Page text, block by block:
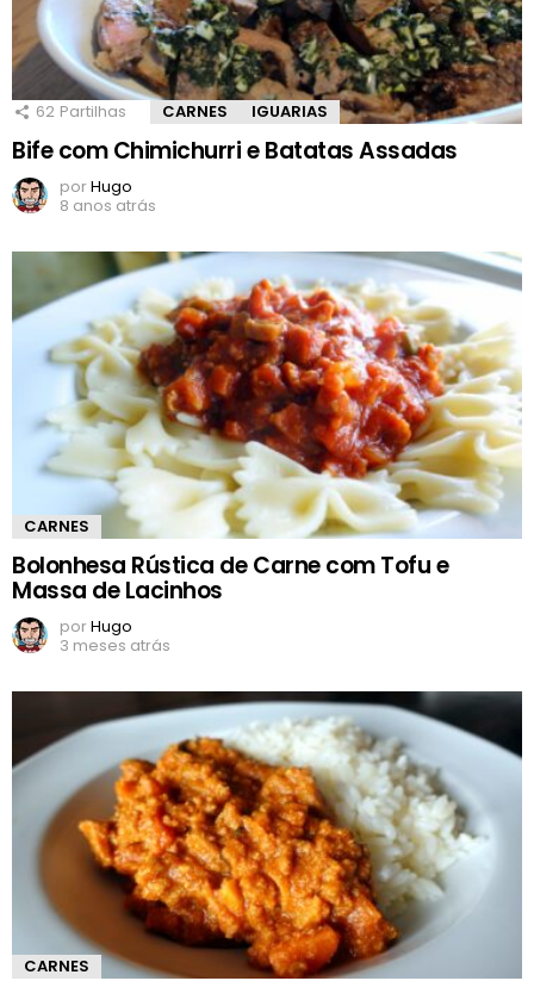
62 Partilhas CARNES IGUARIAS
Bife com Chimichurri e Batatas Assadas
porHugo
8 anos atrás
CARNES
Bolonhesa Rústica de Carne com Tofu e
Massa de Lacinhos
porHugo
3 meses atrás
CARNES